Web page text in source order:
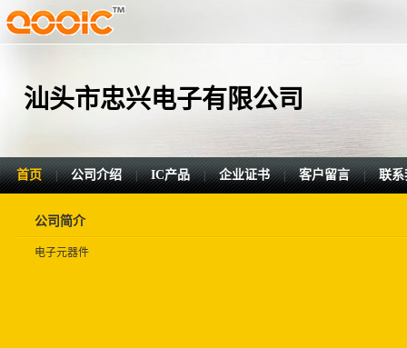
汕头市忠兴电子有限公司
首页 | 公司介绍 | IC产品 | 企业证书 | 客户留言 | 联系
公司简介
电子元器件